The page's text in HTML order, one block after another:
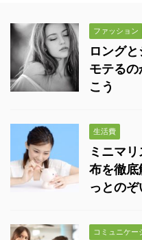
ファッション
ロング
モテる
こう
生活費
ミニマ
布を徹底
っとのぞ
コミュニケー